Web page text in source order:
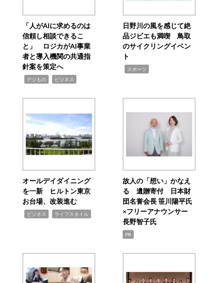
「人がAIに求めるのは
信頼し相談できるこ
と」 ロジカがAI事業
者と導入機関の共通指
針案を策定へ
デジもの ビジネス
日野川の風を感じて絶
品ジビエも満喫 鳥取
のサイクリングイベン
ト
スポーツ
オールデイダイニング
を一新 ヒルトン東京
お台場、改装進む
ビジネス ライフスタイル
故人の「想い」かなえ
る 遺贈寄付 日本財
団名誉会長 笹川陽平氏
×フリーアナウンサー
長野智子氏
PR